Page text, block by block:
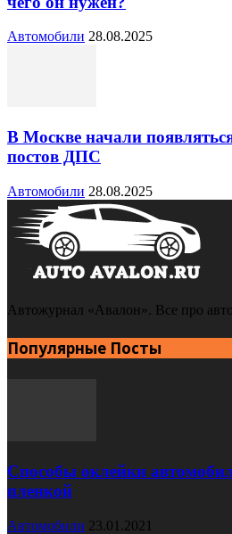
Автомобили 28.08.2025
В Москве начали
постов ДПС
Автомобили 28.08.2025
Автожурнал «Авалон». Все про
Популярные Посты
Способы оклейки
пленкой
Автомобили 23.01.2021